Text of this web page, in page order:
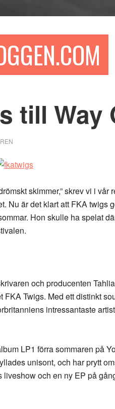
till Way
skimmer,” skrev vi i
Nu är det klart att FKA twigs
Hon skulle ha spelat
och producenten
FKA Twigs. Med ett distinkt
intressantaste
LP1 förra sommaren på
unisont, och har prytt
liveshow och en ny EP på